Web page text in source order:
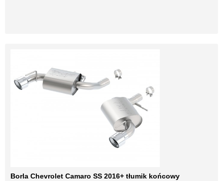
Borla Chevrolet Camaro SS 2016+ tłumik końcowy